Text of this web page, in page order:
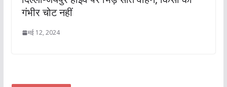
गंभीर चोट नहीं
मई 12, 2024